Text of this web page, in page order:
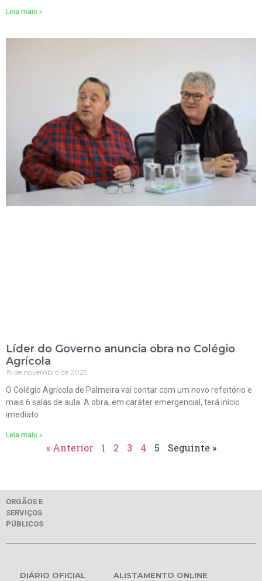
Leia mais »
Líder do Governo anuncia obra no Colégio
Agrícola
19 de novembro de 2025
O Colégio Agrícola de Palmeira vai contar com um novo refeitório e
mais 6 salas de aula. A obra, em caráter emergencial, terá início
imediato
Leia mais »
« Anterior 1 2 3 4 5 Seguinte »
ÓRGÃOS E
SERVIÇOS
PÚBLICOS
DIÁRIO OFICIAL ALISTAMENTO ONLINE